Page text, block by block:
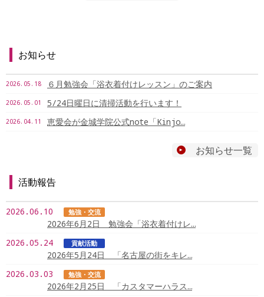
お知らせ
2026.05.18 ６月勉強会「浴衣着付けレッスン」のご案内
2026.05.01 5/24日曜日に清掃活動を行います！
2026.04.11 恵愛会が金城学院公式note「Kinjo…
お知らせ一覧
活動報告
2026.06.10 勉強・交流
2026年6月2日 勉強会「浴衣着付けレ…
2026.05.24
貢献活動
2026年5月24日 「名古屋の街をキレ…
2026.03.03
勉強・交流
2026年2月25日 「カスタマーハラス…